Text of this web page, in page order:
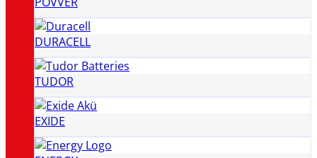
DURACELL
TUDOR
EXIDE